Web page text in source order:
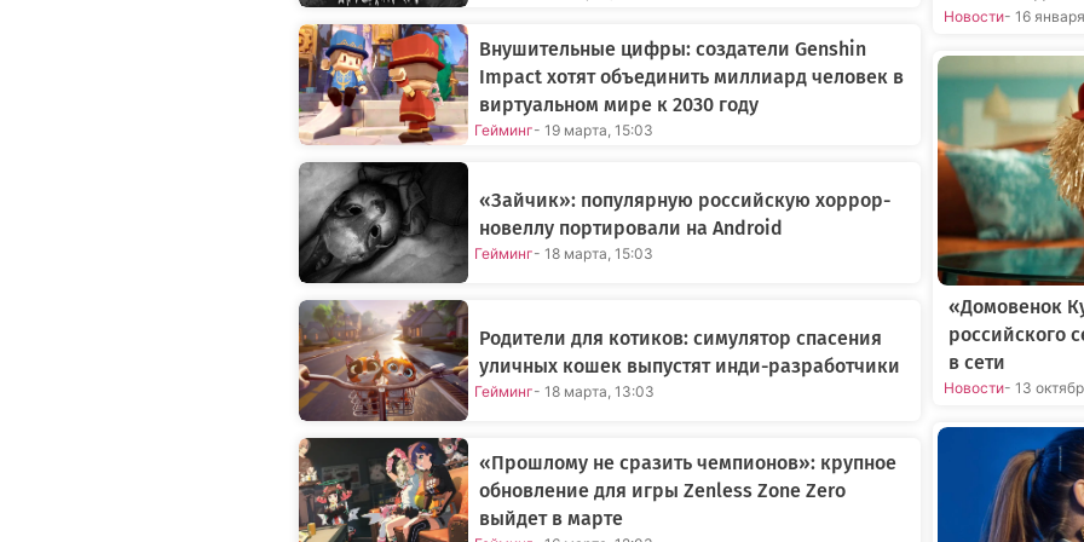
Внушительные цифры: создатели Genshin
Impact хотят объединить миллиард человек в
виртуальном мире к 2030 году
Гейминг- 19 марта, 15:03
«Зайчик»: популярную российскую хоррор-
новеллу портировали на Android
Гейминг- 18 марта, 15:03
Родители для котиков: симулятор спасения
уличных кошек выпустят инди-разработчики
Гейминг- 18 марта, 13:03
«Прошлому не сразить чемпионов»: крупное
обновление для игры Zenless Zone Zero
выйдет в марте
Новости- 16
«Домовенок
российского
в сети
Новости- 13